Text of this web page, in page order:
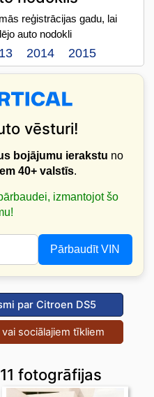
reģistrācijas gadu, lai
auto nodokli
2014 2015
vēsturi!
bojājumu ierakstu no
40+ valstīs.
izmantojot šo
Pārbaudīt VIN
par Citroen DS5
sociālajiem tīkliem
fotogrāfijas